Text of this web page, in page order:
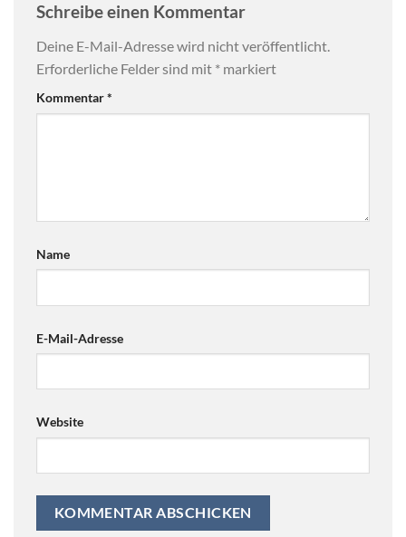
Schreibe einen Kommentar
Deine E-Mail-Adresse wird nicht veröffentlicht.
Erforderliche Felder sind mit * markiert
Kommentar*
Name
E-Mail-Adresse
Website